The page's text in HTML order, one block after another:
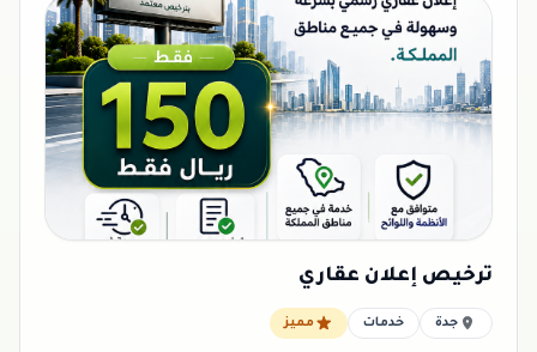
ترخيص إعلان عقاري
جدة خدمات مميز